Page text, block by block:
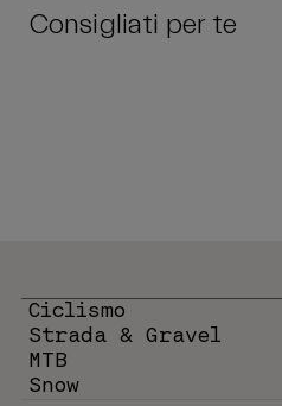
Consigliati per te
Ciclismo
Strada & Gravel
MTB
Snow